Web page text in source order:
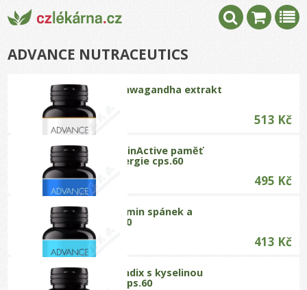
ADVANCE NUTRACEUTICS
ADVANCE Ashwagandha extrakt
10:1 cps.90
513 Kč
ADVANCE BrainActive paměť
koncentr.energie cps.60
495 Kč
ADVANCE Calmin spánek a
usínání cps.60
413 Kč
ADVANCE Candix s kyselinou
kaprylovou cps.60